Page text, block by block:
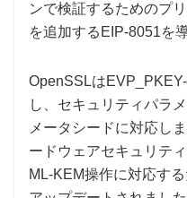
ンで検証するためのプ
を追加するEIP-8051を
OpenSSLは
し、セキュリティパラ
メータシードに対応し
ードウェアセキュリテ
ML-KEM操作に対応す